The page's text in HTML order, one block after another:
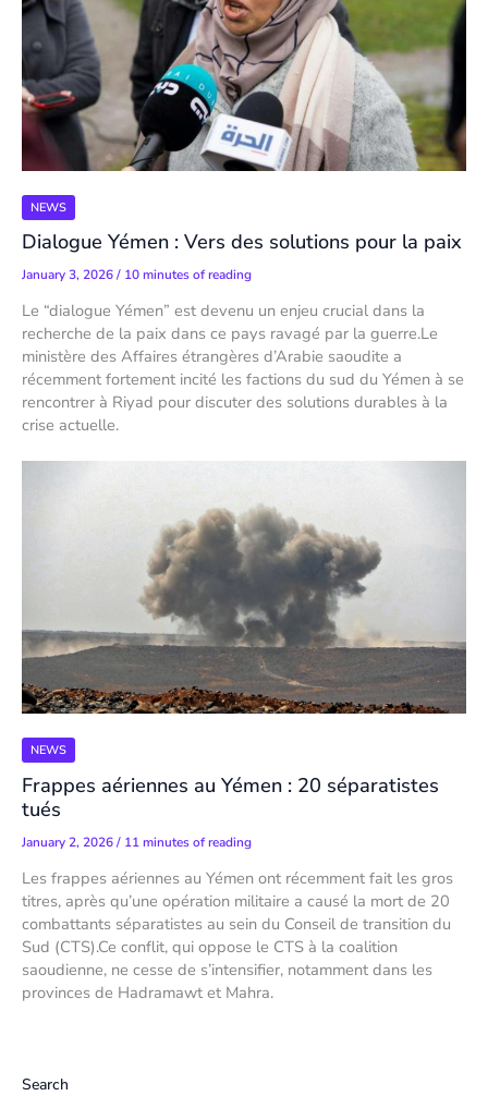
NEWS
Dialogue Yémen : Vers des solutions pour la paix
January 3, 2026/ 10 minutes of reading
Le “dialogue Yémen” est devenu un enjeu crucial dans la
recherche de la paix dans ce pays ravagé par la guerre.Le
ministère des Affaires étrangères d’Arabie saoudite a
récemment fortement incité les factions du sud du Yémen à se
rencontrer à Riyad pour discuter des solutions durables à la
crise actuelle.
NEWS
Frappes aériennes au Yémen : 20 séparatistes
tués
January 2, 2026/ 11 minutes of reading
Les frappes aériennes au Yémen ont récemment fait les gros
titres, après qu’une opération militaire a causé la mort de 20
combattants séparatistes au sein du Conseil de transition du
Sud (CTS).Ce conflit, qui oppose le CTS à la coalition
saoudienne, ne cesse de s’intensifier, notamment dans les
provinces de Hadramawt et Mahra.
Search